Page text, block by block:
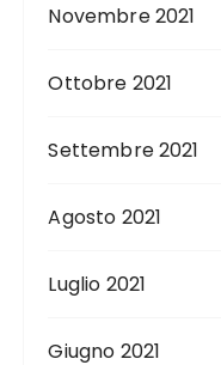
Novembre 2021
Ottobre 2021
Settembre 2021
Agosto 2021
Luglio 2021
Giugno 2021